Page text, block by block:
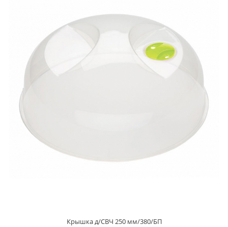
Крышка д/СВЧ 250 мм/380/БП